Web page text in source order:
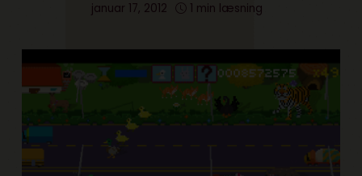
januar 17, 2012 1 min læsning